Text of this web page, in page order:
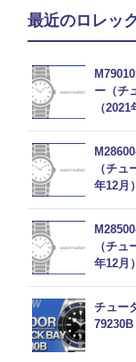
最近のロレッ
ー（チ
（2021
（チ
年12月）
（チ
年12月）
チュー